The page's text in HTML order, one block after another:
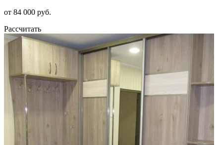
от 84 000 руб.
Рассчитать